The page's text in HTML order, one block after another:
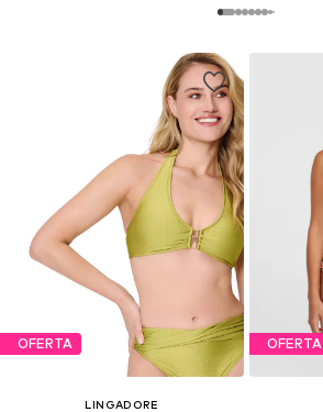
OFERTA
LINGADORE
OFERTA